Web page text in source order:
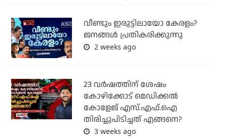
വീണ്ടും ഇരുട്ടിലായോ കേരളം?
ജനങ്ങൾ പ്രതികരിക്കുന്നു
2 weeks ago
23 വർഷത്തിന് ശേഷം
കോഴിക്കോട് മെഡിക്കൽ
കോളേജ് എസ്.എഫ്.ഐ
തിരിച്ചുപിടിച്ചത് എങ്ങനെ?
3 weeks ago